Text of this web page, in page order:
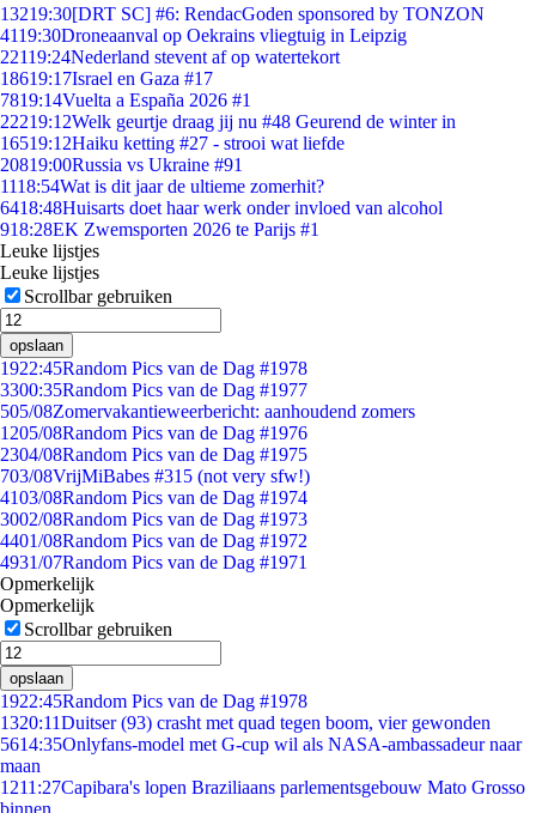
13219:30[DRT SC] #6: RendacGoden sponsored by TONZON
4119:30Droneaanval op Oekrains vliegtuig in Leipzig
22119:24Nederland stevent af op watertekort
18619:17Israel en Gaza #17
7819:14Vuelta a España 2026 #1
22219:12Welk geurtje draag jij nu #48 Geurend de winter in
16519:12Haiku ketting #27 - strooi wat liefde
20819:00Russia vs Ukraine #91
1118:54Wat is dit jaar de ultieme zomerhit?
6418:48Huisarts doet haar werk onder invloed van alcohol
918:28EK Zwemsporten 2026 te Parijs #1
Leuke lijstjes
Leuke lijstjes
Scrollbar gebruiken
opslaan
1922:45Random Pics van de Dag #1978
3300:35Random Pics van de Dag #1977
505/08Zomervakantieweerbericht: aanhoudend zomers
1205/08Random Pics van de Dag #1976
2304/08Random Pics van de Dag #1975
703/08VrijMiBabes #315 (not very sfw!)
4103/08Random Pics van de Dag #1974
3002/08Random Pics van de Dag #1973
4401/08Random Pics van de Dag #1972
4931/07Random Pics van de Dag #1971
Opmerkelijk
Opmerkelijk
Scrollbar gebruiken
opslaan
1922:45Random Pics van de Dag #1978
1320:11Duitser (93) crasht met quad tegen boom, vier gewonden
5614:35Onlyfans-model met G-cup wil als NASA-ambassadeur naar
maan
1211:27Capibara's lopen Braziliaans parlementsgebouw Mato Grosso
binnen